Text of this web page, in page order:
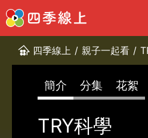
四季線上 / 親子一起看 /
簡介 分集 花絮
TRY科學